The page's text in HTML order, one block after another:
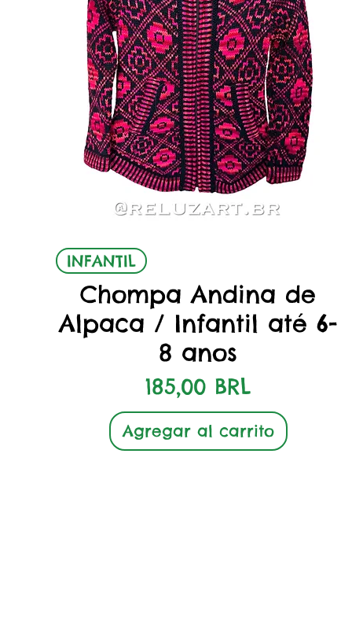
INFANTIL
Chompa Andina de
Alpaca / Infantil até 6-
8 anos
Precio
185,00 BRL
Agregar al carrito